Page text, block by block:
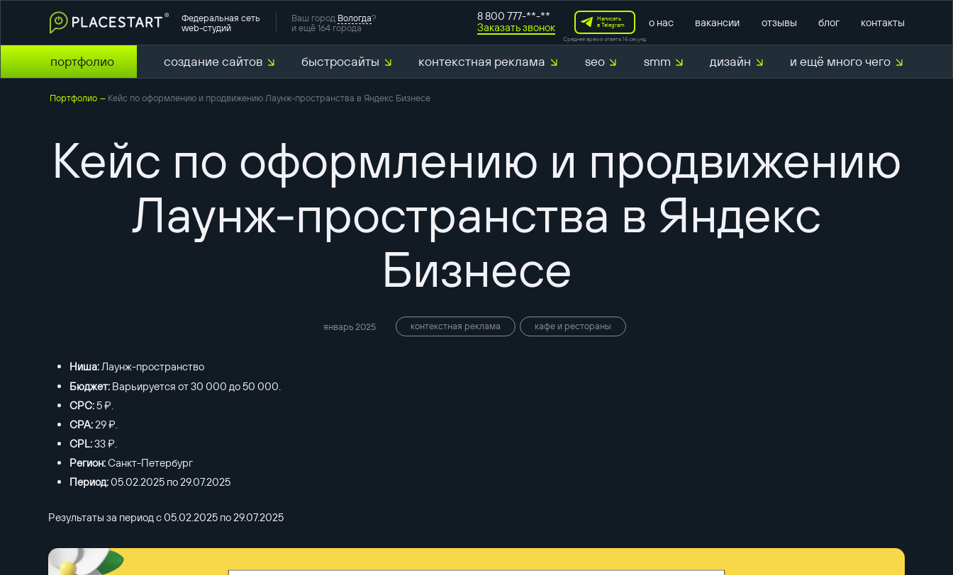
Федеральная сеть
web-студий
Ваш город Вологда?
и ещё 164 города
8 800 777-**-**
Заказать звонок
Написать
в Telegram
Среднее время ответа 14 секунд
о нас вакансии отзывы блог контакты
портфолио создание сайтов быстросайты контекстная реклама seo smm дизайн и ещё много чего
Портфолио — Кейс по оформлению и продвижению Лаунж-пространства в Яндекс Бизнесе
Кейс по оформлению и продвижению
Лаунж-пространства в Яндекс
Бизнесе
январь 2025 контекстная реклама кафе и рестораны
Ниша:Лаунж-пространство
Бюджет:Варьируется от 30 000 до 50 000.
CPC:5 ₽.
CPA:29 ₽.
CPL:33 ₽.
Регион:Санкт-Петербург
Период:05.02.2025 по 29.07.2025
Результаты за период с 05.02.2025 по 29.07.2025